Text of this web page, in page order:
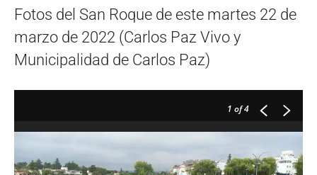
Fotos del San Roque de este martes 22 de
marzo de 2022 (Carlos Paz Vivo y
Municipalidad de Carlos Paz)
1 of 4